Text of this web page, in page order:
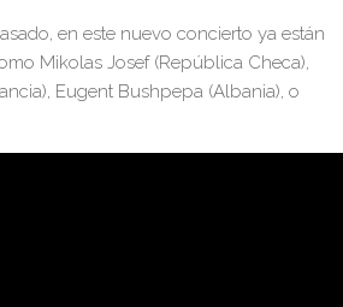
en este nuevo concierto ya están
Mikolas Josef (República Checa),
Eugent Bushpepa (Albania), o